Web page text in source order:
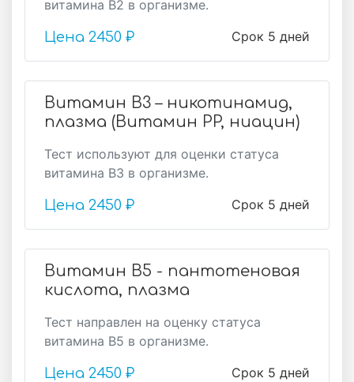
витамина В2 в организме.
Срок 5 дней
Цена 2450 ₽
Витамин В3 – никотинамид,
плазма (Витамин PP, ниацин)
Тест используют для оценки статуса
витамина В3 в организме.
Срок 5 дней
Цена 2450 ₽
Витамин В5 - пантотеновая
кислота, плазма
Тест направлен на оценку статуса
витамина В5 в организме.
Срок 5 дней
Цена 2450 ₽